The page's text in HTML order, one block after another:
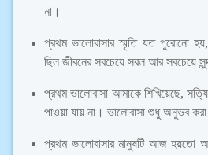
না।
প্রথম ভালোবাসার স্মৃতি যত পুরোনো
ছিল জীবনের সবচেয়ে সরল আর সবচেয়ে
প্রথম ভালোবাসা আমাকে শিখিয়েছে,
পাওয়া যায় না। ভালোবাসা শুধু অনুভব করা
প্রথম ভালোবাসার মানুষটি আজ হয়তো